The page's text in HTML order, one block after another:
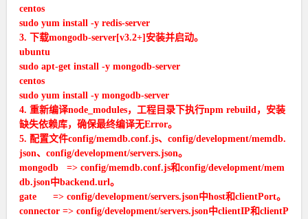
centos
sudo yum install -y redis-server
3. 下载mongodb-server[v3.2+]安装并启动。
ubuntu
sudo apt-get install -y mongodb-server
centos
sudo yum install -y mongodb-server
4. 重新编译node_modules，工程目录下执行npm rebuild，安装
缺失依赖库，确保最终编译无Error。
5. 配置文件config/memdb.conf.js、config/development/memdb.
json、config/development/servers.json。
mongodb => config/memdb.conf.js和config/development/mem
db.json中backend.url。
gate => config/development/servers.json中host和clientPort。
connector => config/development/servers.json中clientIP和clientP